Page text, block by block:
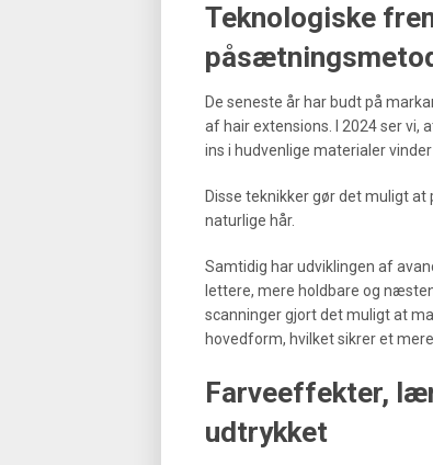
Teknologiske
De seneste år har budt på
af hair extensions. I 2024 ser
ins i hudvenlige materialer
Disse teknikker gør det muligt
naturlige hår.
Samtidig har udviklingen af
lettere, mere holdbare og
scanninger gjort det muligt at
hovedform, hvilket sikrer et
Farveeffekter,
udtrykket